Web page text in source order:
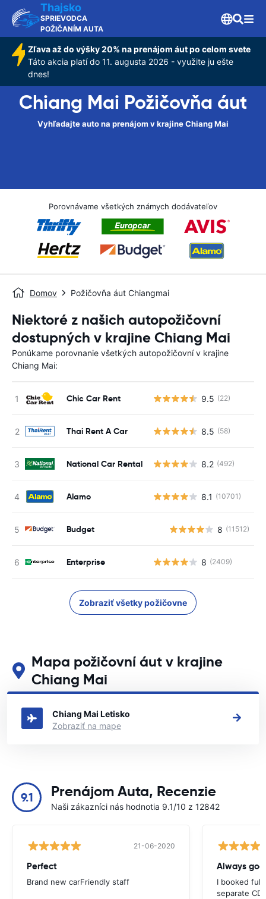
Thajsko
SPRIEVODCA
POŽIČANÍM AUTA
Zľava až do výšky 20% na prenájom áut po celom svete
Táto akcia platí do 11. augusta 2026 - využite ju ešte
dnes!
Chiang Mai Požičovňa áut
Vyhľadajte auto na prenájom v krajine Chiang Mai
Porovnávame všetkých známych dodávateľov
Domov Požičovňa áut Chiangmai
Niektoré z našich autopožičovní
dostupných v krajine Chiang Mai
Ponúkame porovnanie všetkých autopožičovní v krajine
Chiang Mai:
Chic Car Rent 9.5 (22)
Thai Rent A Car 8.5 (58)
National Car Rental 8.2 (492)
Alamo 8.1 (10701)
Budget 8 (11512)
Enterprise 8 (2409)
Zobraziť všetky požičovne
Mapa požičovní áut v krajine
Chiang Mai
Pozrite si naše hlavné požičovne áut v krajine Chiang Mai
Chiang Mai Letisko
Zobraziť na mape
9.1 Prenájom Auta, Recenzie
Naši zákazníci nás hodnotia 9.1/10 z 12842
21-06-2020
Perfect
Brand new carFriendly staff
I booked full
separate